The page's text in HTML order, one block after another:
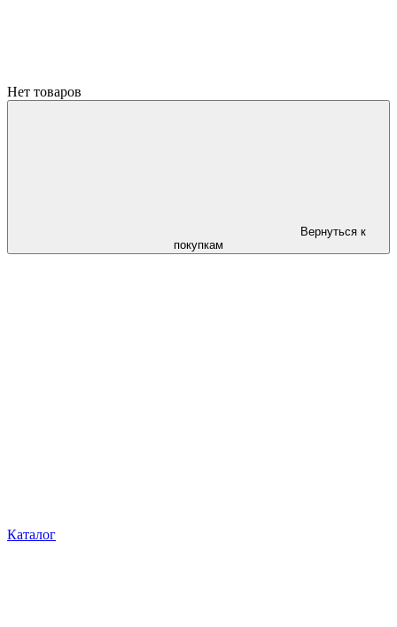
Нет товаров
Вернуться к
покупкам
Каталог